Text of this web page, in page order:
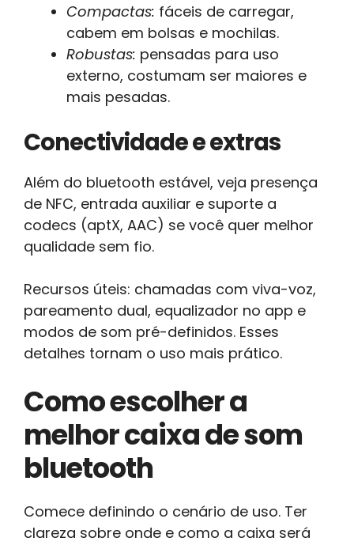
Compactas: fáceis de carregar,
cabem em bolsas e mochilas.
Robustas: pensadas para uso
externo, costumam ser maiores e
mais pesadas.
Conectividade e extras
Além do bluetooth estável, veja presença
de NFC, entrada auxiliar e suporte a
codecs (aptX, AAC) se você quer melhor
qualidade sem fio.
Recursos úteis: chamadas com viva-voz,
pareamento dual, equalizador no app e
modos de som pré-definidos. Esses
detalhes tornam o uso mais prático.
Como escolher a
melhor caixa de som
bluetooth
Comece definindo o cenário de uso. Ter
clareza sobre onde e como a caixa será